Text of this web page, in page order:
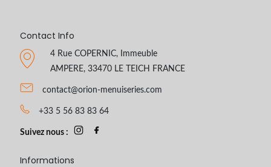
Contact Info
4 Rue COPERNIC, Immeuble
AMPERE, 33470 LE TEICH FRANCE
contact@orion-menuiseries.com
+33 5 56 83 83 64
Suivez nous :
Informations